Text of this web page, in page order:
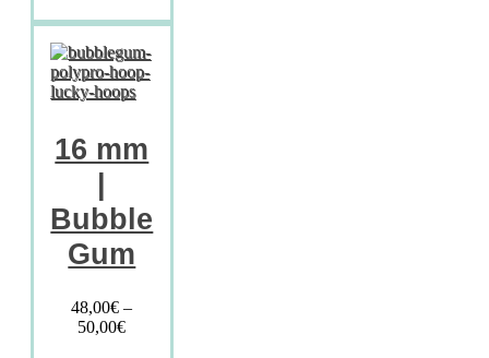
16 mm
|
Bubble
Gum
48,00€ –
50,00€